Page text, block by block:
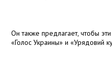
Он также предлагает, чтобы
«Голос Украины» и «Урядовий